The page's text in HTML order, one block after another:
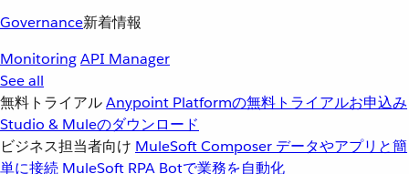
Governance新着情報
MonitoringAPI Manager
See all
無料トライアルAnypoint Platformの無料トライアルお申込み
Studio & Muleのダウンロード
ビジネス担当者向け MuleSoft Composer データやアプリと簡
単に接続 MuleSoft RPA Botで業務を自動化